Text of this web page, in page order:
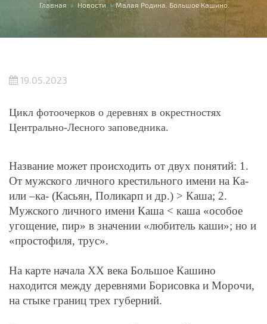
Вы здесь
Главная » Новости » Малая Родина. Большое Кашино.
19.05.2023
Цикл фотоочерков о деревнях в окрестностях
Центрально-Лесного заповедника.
Название может происходить от двух понятий: 1.
От мужского личного крестильного имени на Ка-
или –ка- (Касьян, Поликарп и др.) > Каша; 2.
Мужского личного имени Каша < каша «особое
угощение, пир» в значении «любитель каши»; но и
«простофиля, трус».
На карте начала ХХ века Большое Кашино
находится между деревнями Борисовка и Морочи,
на стыке границ трех губерний.